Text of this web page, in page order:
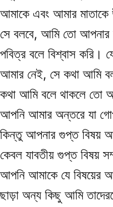
আমাকে এবং আমার
সে বলবে, আমি তো আপনার
পবিত্র বলে বিশ্বাস করি।
আমার নেই, সে কথা আমি
কথা আমি বলে থাকলে তো
আপনি আমার অন্তরে যা
কিন্তু আপনার গুপ্ত বিষয়
কেবল যাবতীয় গুপ্ত বিষয়
আপনি আমাকে যে বিষয়ের
ছাড়া অন্য কিছু আমি